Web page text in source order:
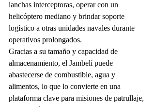
lanchas interceptoras, operar con un
helicóptero mediano y brindar soporte
logístico a otras unidades navales durante
operativos prolongados.
Gracias a su tamaño y capacidad de
almacenamiento, el Jambelí puede
abastecerse de combustible, agua y
alimentos, lo que lo convierte en una
plataforma clave para misiones de patrullaje,